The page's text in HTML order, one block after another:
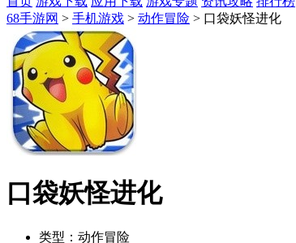
68手游网 > 手机游戏 > 动作冒险 > 口袋妖怪进化
口袋妖怪进化
类型： 动作冒险